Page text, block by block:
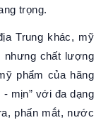
trọng.
Trung khác, mỹ
nhưng chất lượng
phẩm của hãng
mịn” với đa dạng
phấn mắt, nước